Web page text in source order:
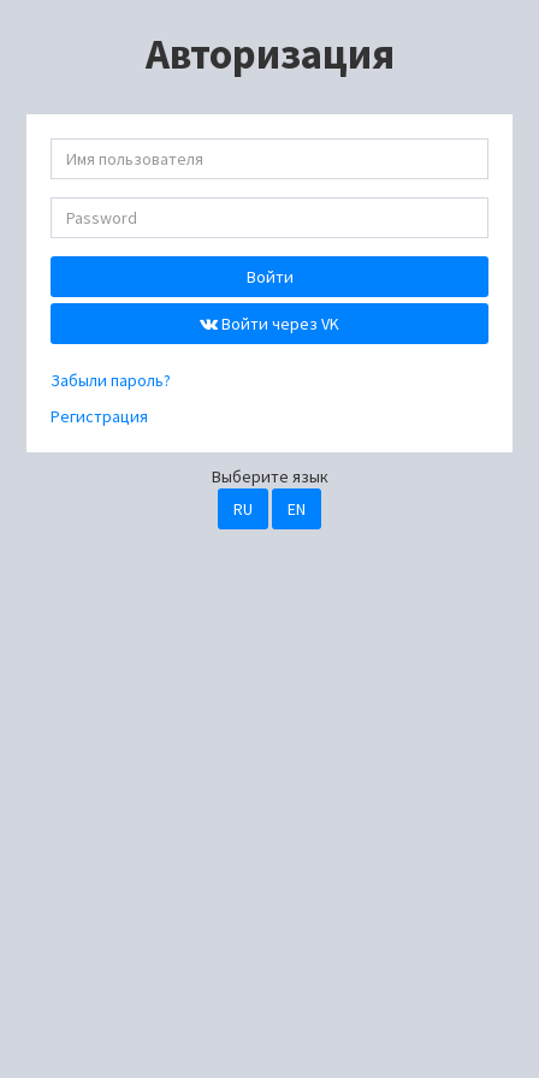
Авторизация
Войти
Войти через VK
Забыли пароль?
Регистрация
Выберите язык